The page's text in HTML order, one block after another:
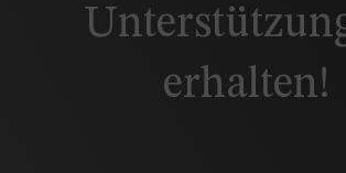
erhalten!